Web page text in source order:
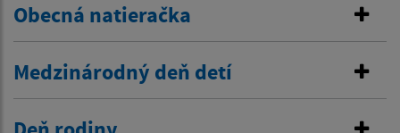
Obecná natieračka
Medzinárodný deň detí